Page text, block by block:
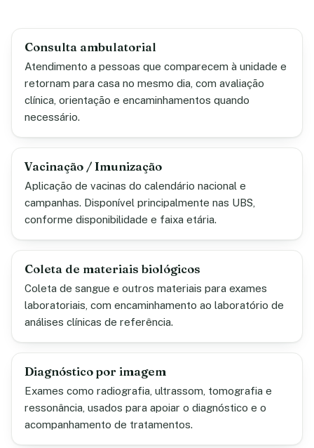
Consulta ambulatorial
Atendimento a pessoas que comparecem à unidade e
retornam para casa no mesmo dia, com avaliação
clínica, orientação e encaminhamentos quando
necessário.
Vacinação / Imunização
Aplicação de vacinas do calendário nacional e
campanhas. Disponível principalmente nas UBS,
conforme disponibilidade e faixa etária.
Coleta de materiais biológicos
Coleta de sangue e outros materiais para exames
laboratoriais, com encaminhamento ao laboratório de
análises clínicas de referência.
Diagnóstico por imagem
Exames como radiografia, ultrassom, tomografia e
ressonância, usados para apoiar o diagnóstico e o
acompanhamento de tratamentos.